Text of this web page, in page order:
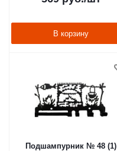
В корзину
Подшампурник № 48 (1)